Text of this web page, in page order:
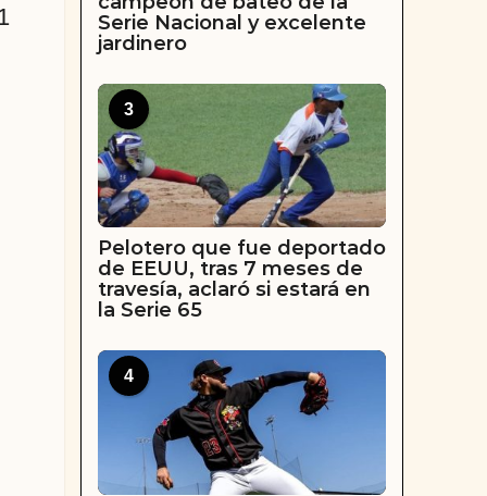
Serie Nacional y excelente
jardinero
3
Pelotero que fue deportado
de EEUU, tras 7 meses de
travesía, aclaró si estará en
la Serie 65
4